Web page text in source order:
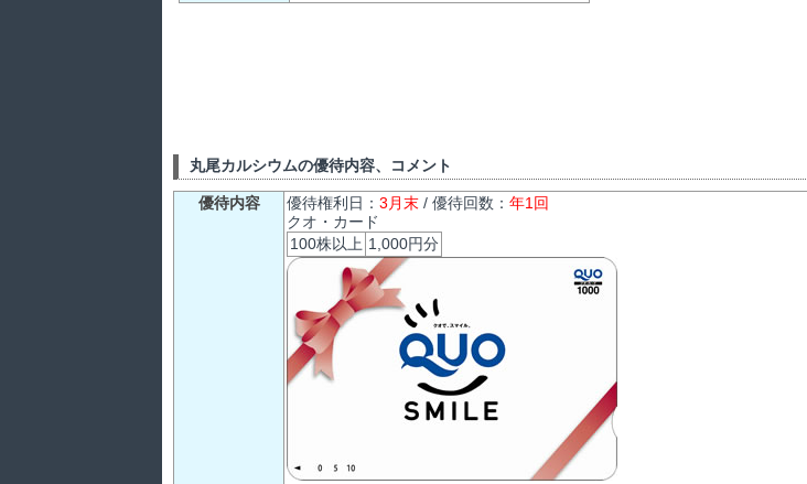
丸尾カルシウムの優待内容、コメント
優待内容 優待権利日： 3月末 / 優待回数： 年1回
クオ・カード
100株以上 1,000円分